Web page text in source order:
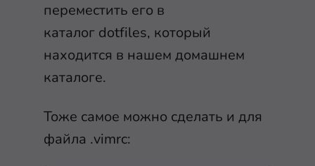
переместить его в
каталог dotfiles, который
находится в нашем домашнем
каталоге.
Тоже самое можно сделать и для
файла .vimrc: